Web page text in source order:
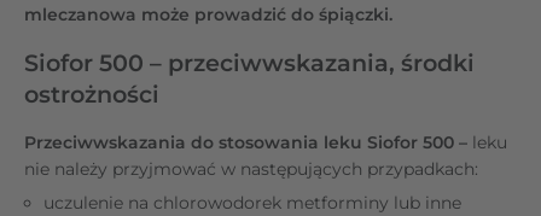
mleczanowa może prowadzić do śpiączki.
Siofor 500 – przeciwwskazania, środki
ostrożności
Przeciwwskazania do stosowania leku Siofor 500 – leku
nie należy przyjmować w następujących przypadkach:
uczulenie na chlorowodorek metforminy lub inne